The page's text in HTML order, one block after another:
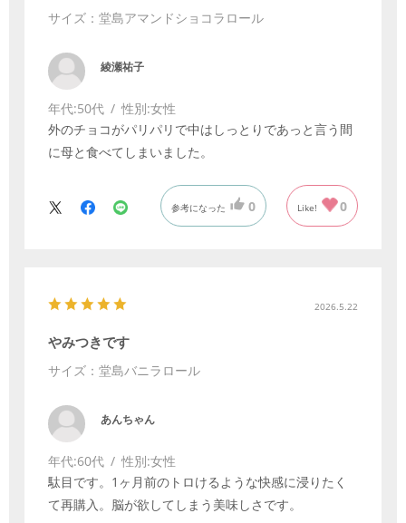
サイズ：堂島アマンドショコラロール
綾瀬祐子
年代:50代 性別:女性
外のチョコがパリパリで中はしっとりであっと言う間
に母と食べてしまいました。
参考になった 0 Like! 0
2026.5.22
やみつきです
サイズ：堂島バニラロール
あんちゃん
年代:60代 性別:女性
駄目です。1ヶ月前のトロけるような快感に浸りたく
て再購入。脳が欲してしまう美味しさです。